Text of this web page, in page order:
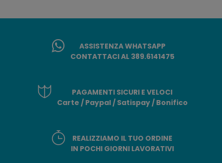
ASSISTENZA WHATSAPP
CONTATTACI AL 389.6141475
PAGAMENTI SICURI E VELOCI
Carte / Paypal / Satispay / Bonifico
REALIZZIAMO IL TUO ORDINE
IN POCHI GIORNI LAVORATIVI